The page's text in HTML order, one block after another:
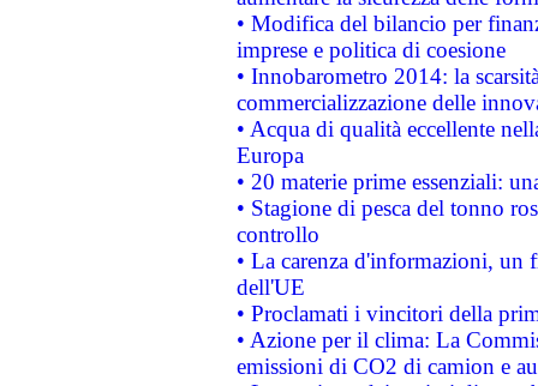
• Modifica del bilancio per
imprese e politica di coesione
• Innobarometro 2014: la
commercializzazione delle
• Acqua di qualità eccellente
Europa
• 20 materie prime essenziali:
• Stagione di pesca del tonno
controllo
• La carenza d'informazioni, un
dell'UE
• Proclamati i vincitori della
• Azione per il clima: La
emissioni di CO2 di camion e